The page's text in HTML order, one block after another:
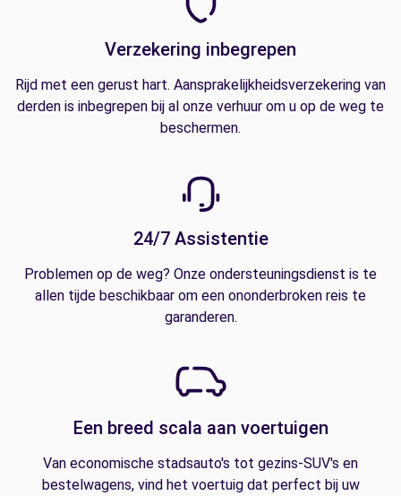
Verzekering inbegrepen
Rijd met een gerust hart. Aansprakelijkheidsverzekering van
derden is inbegrepen bij al onze verhuur om u op de weg te
beschermen.
24/7 Assistentie
Problemen op de weg? Onze ondersteuningsdienst is te
allen tijde beschikbaar om een ononderbroken reis te
garanderen.
Een breed scala aan voertuigen
Van economische stadsauto's tot gezins-SUV's en
bestelwagens, vind het voertuig dat perfect bij uw